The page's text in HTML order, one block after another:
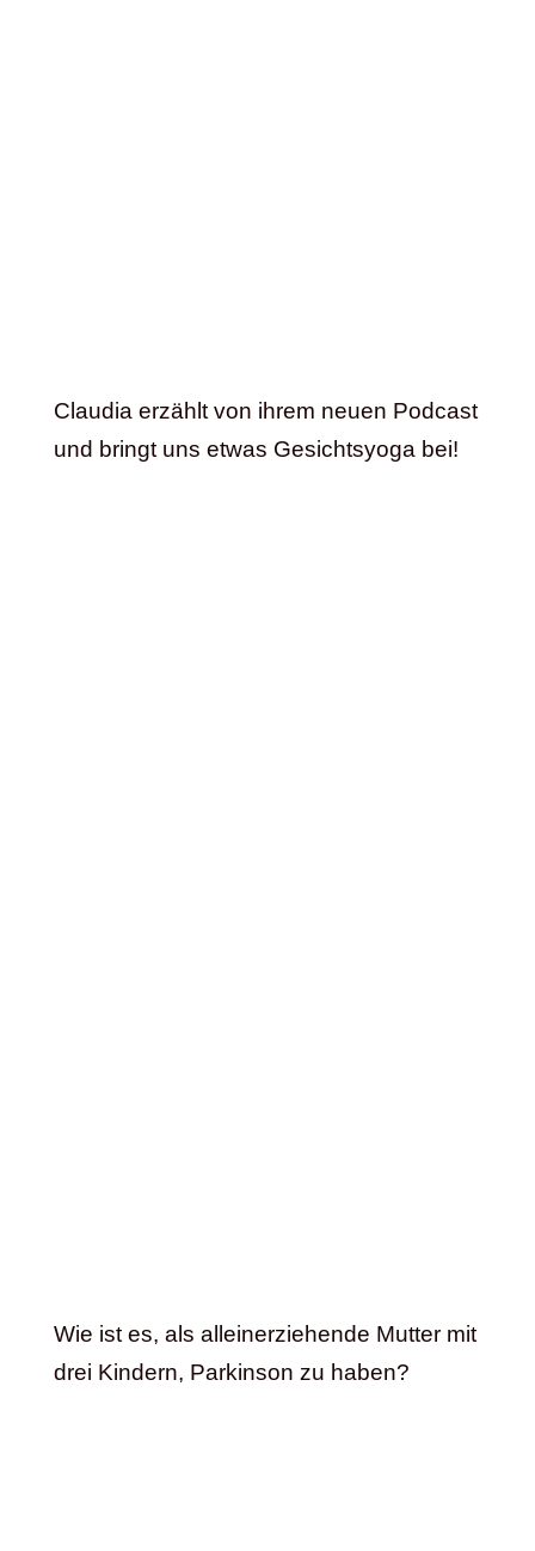
Claudia erzählt von ihrem neuen Podcast
und bringt uns etwas Gesichtsyoga bei!
Wie ist es, als alleinerziehende Mutter mit
drei Kindern, Parkinson zu haben?